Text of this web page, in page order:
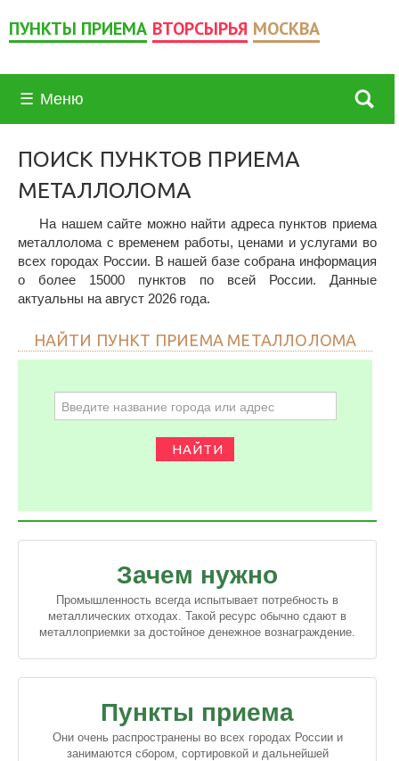
ПУНКТЫ ПРИЕМА ВТОРСЫРЬЯ МОСКВА
☰ Меню
ПОИСК ПУНКТОВ ПРИЕМА
МЕТАЛЛОЛОМА
На нашем сайте можно найти адреса пунктов приема
металлолома с временем работы, ценами и услугами во
всех городах России. В нашей базе собрана информация
о более 15000 пунктов по всей России. Данные
актуальны на август 2026 года.
НАЙТИ ПУНКТ ПРИЕМА МЕТАЛЛОЛОМА
НАЙТИ
Зачем нужно
Промышленность всегда испытывает потребность в
металлических отходах. Такой ресурс обычно сдают в
металлоприемки за достойное денежное вознаграждение.
Пункты приема
Они очень распространены во всех городах России и
занимаются сбором, сортировкой и дальнейшей